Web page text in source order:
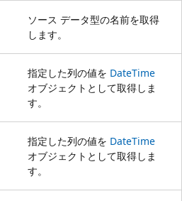
ソース データ型の名前を取得
します。
指定した列の値を DateTime
オブジェクトとして取得しま
す。
指定した列の値を DateTime
オブジェクトとして取得しま
す。